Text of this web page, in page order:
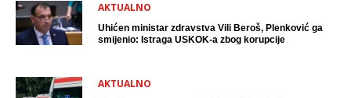
AKTUALNO
Uhićen ministar zdravstva Vili Beroš, Plenković ga
smijenio: Istraga USKOK-a zbog korupcije
AKTUALNO